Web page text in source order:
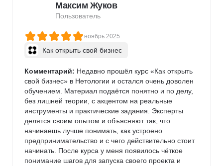
Максим Жуков
Пользователь
ноябрь 2025
Как открыть свой бизнес
Комментарий: Недавно прошёл курс «Как открыть
свой бизнес» в Нетологии и остался очень доволен
обучением. Материал подаётся понятно и по делу,
без лишней теории, с акцентом на реальные
инструменты и практические задания. Эксперты
делятся своим опытом и объясняют так, что
начинаешь лучше понимать, как устроено
предпринимательство и с чего действительно стоит
начинать. После курса у меня появилось чёткое
понимание шагов для запуска своего проекта и